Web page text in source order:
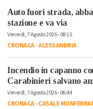
Auto fuori strada,
stazione e va via
Venerdì, 7 Agosto 2026 - 08:15
CRONACA-ALESSANDRIA
Incendio in capanno
Carabinieri salvano
Venerdì, 7 Agosto 2026 - 06:44
CRONACA-CASALE